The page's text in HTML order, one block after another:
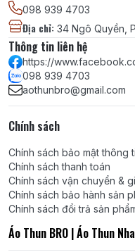
098 939 4703
Địa chỉ: 34 Ngô Quyền,
Thông tin liên hệ
https://
098 939 4703
aothunbro@gmail.com
Chính sách
Chính sách bảo mật thông
Chính sách thanh toán
Chính sách vận chuyển &
Chính sách bảo hành sản
Chính sách đổi trả sản
Áo Thun BRO | Áo Thun